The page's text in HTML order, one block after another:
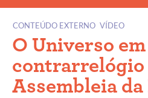
CONTEÚDO EXTERNO VÍDEO
O Universo em
contrarrelógio
Assembleia